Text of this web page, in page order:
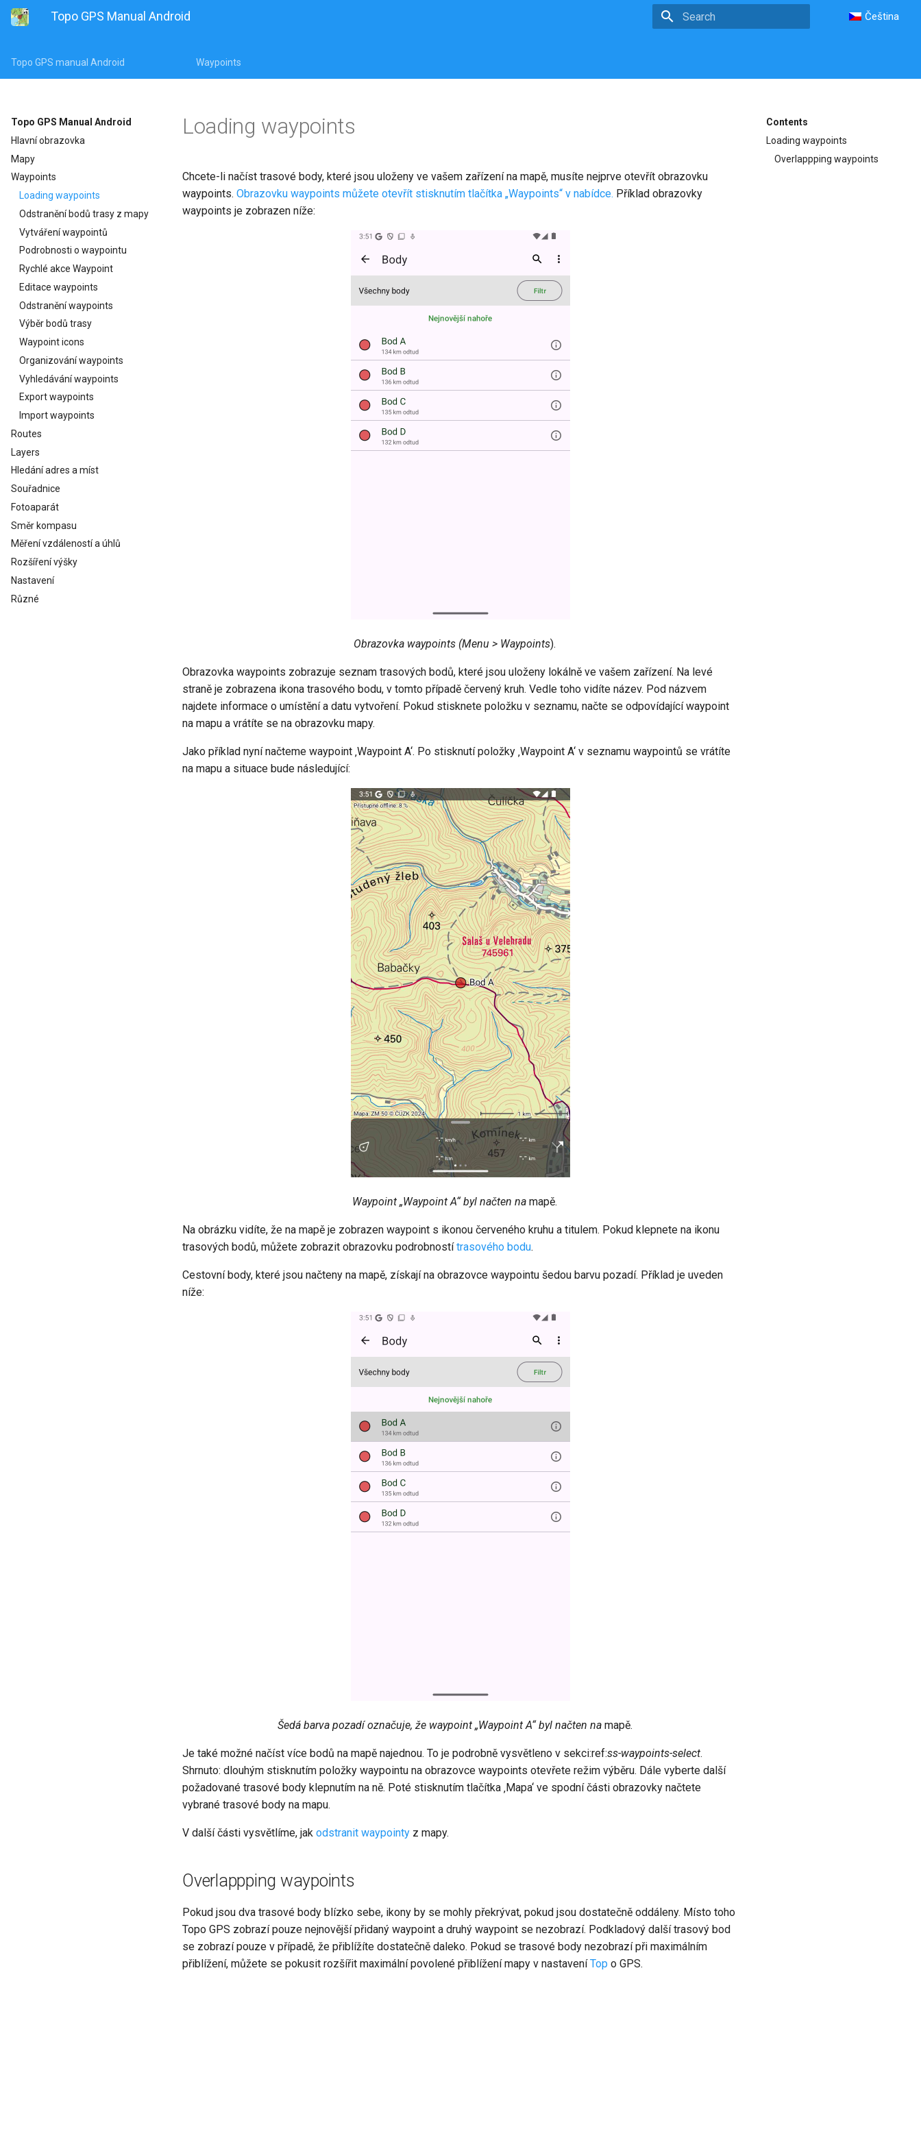
Topo GPS Manual Android Čeština
Topo GPS manual Android Waypoints
Topo GPS Manual Android
Hlavní obrazovka
Mapy
Waypoints
Loading waypoints
Odstranění bodů trasy z mapy
Vytváření waypointů
Podrobnosti o waypointu
Rychlé akce Waypoint
Editace waypoints
Odstranění waypoints
Výběr bodů trasy
Waypoint icons
Organizování waypoints
Vyhledávání waypoints
Export waypoints
Import waypoints
Routes
Layers
Hledání adres a míst
Souřadnice
Fotoaparát
Směr kompasu
Měření vzdáleností a úhlů
Rozšíření výšky
Nastavení
Různé
Contents
Loading waypoints
Overlappping waypoints
Loading waypoints
Chcete-li načíst trasové body, které jsou uloženy ve vašem zařízení na mapě, musíte nejprve otevřít obrazovku
waypoints. Obrazovku waypoints můžete otevřít stisknutím tlačítka „Waypoints“ v nabídce. Příklad obrazovky
waypoints je zobrazen níže:
Obrazovka waypoints (Menu > Waypoints).
Obrazovka waypoints zobrazuje seznam trasových bodů, které jsou uloženy lokálně ve vašem zařízení. Na levé
straně je zobrazena ikona trasového bodu, v tomto případě červený kruh. Vedle toho vidíte název. Pod názvem
najdete informace o umístění a datu vytvoření. Pokud stisknete položku v seznamu, načte se odpovídající waypoint
na mapu a vrátíte se na obrazovku mapy.
Jako příklad nyní načteme waypoint ‚Waypoint A‘. Po stisknutí položky ‚Waypoint A‘ v seznamu waypointů se vrátíte
na mapu a situace bude následující:
Waypoint „Waypoint A“ byl načten na mapě.
Na obrázku vidíte, že na mapě je zobrazen waypoint s ikonou červeného kruhu a titulem. Pokud klepnete na ikonu
trasových bodů, můžete zobrazit obrazovku podrobnostítrasového bodu.
Cestovní body, které jsou načteny na mapě, získají na obrazovce waypointu šedou barvu pozadí. Příklad je uveden
níže:
Šedá barva pozadí označuje, že waypoint „Waypoint A“ byl načten namapě.
Je také možné načíst více bodů na mapě najednou. To je podrobně vysvětleno v sekci:ref:ss-waypoints-select.
Shrnuto: dlouhým stisknutím položky waypointu na obrazovce waypoints otevřete režim výběru. Dále vyberte další
požadované trasové body klepnutím na ně. Poté stisknutím tlačítka ‚Mapa‘ ve spodní části obrazovky načtete
vybrané trasové body na mapu.
V další části vysvětlíme, jak odstranit waypointy z mapy.
Overlappping waypoints
Pokud jsou dva trasové body blízko sebe, ikony by se mohly překrývat, pokud jsou dostatečně oddáleny. Místo toho
Topo GPS zobrazí pouze nejnovější přidaný waypoint a druhý waypoint se nezobrazí. Podkladový další trasový bod
se zobrazí pouze v případě, že přiblížíte dostatečně daleko. Pokud se trasové body nezobrazí při maximálním
přiblížení, můžete se pokusit rozšířit maximální povolené přiblížení mapy v nastaveníTop o GPS.